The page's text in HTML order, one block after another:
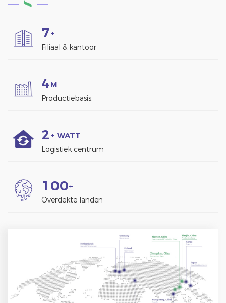
7+
Filiaal & kantoor
4M
Productiebasis:
2 + WATT
Logistiek centrum
1 00+
Overdekte landen